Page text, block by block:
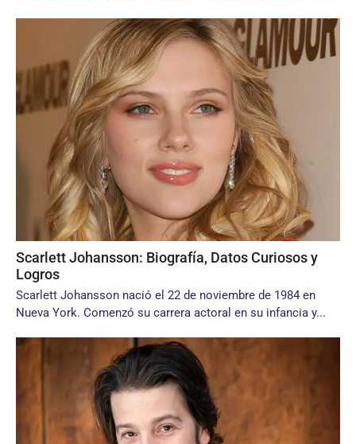
Scarlett Johansson: Biografía, Datos Curiosos y
Logros
Scarlett Johansson nació el 22 de noviembre de 1984 en
Nueva York. Comenzó su carrera actoral en su infancia y...